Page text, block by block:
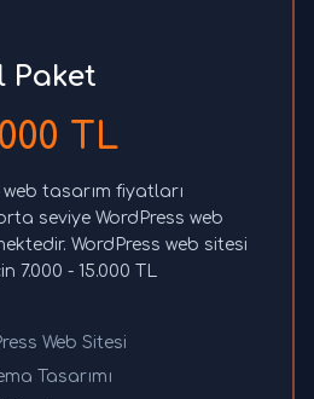
Paket
TL
tasarım fiyatları
seviye WordPress web
WordPress web sitesi
7.000 - 15.000 TL
Web Sitesi
Tasarımı